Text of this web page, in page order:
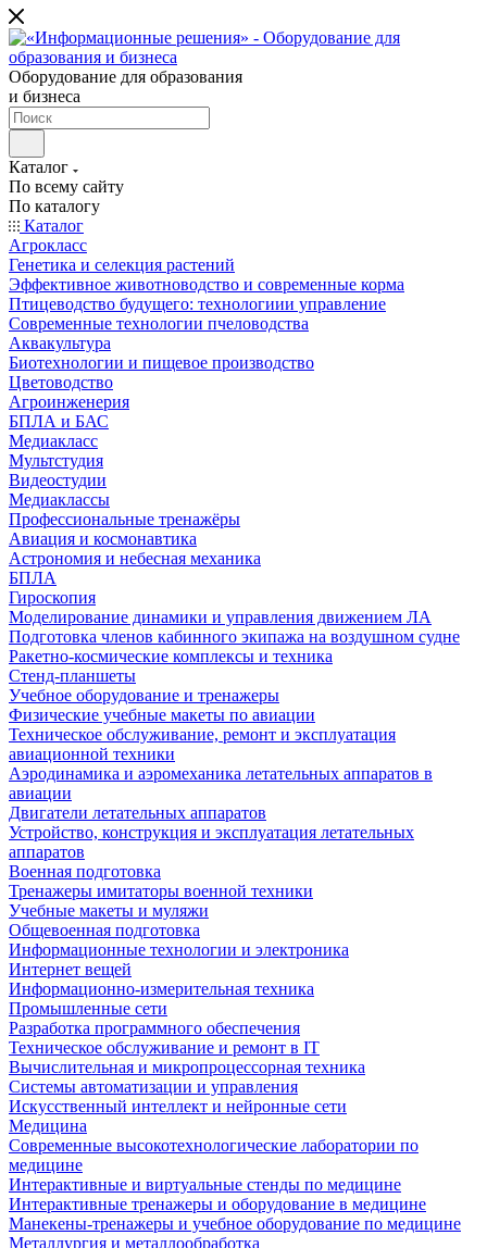
Оборудование для образования
и бизнеса
Каталог
По всему сайту
По каталогу
Каталог
Агрокласс
Генетика и селекция растений
Эффективное животноводство и современные корма
Птицеводство будущего: технологиии управление
Современные технологии пчеловодства
Аквакультура
Биотехнологии и пищевое производство
Цветоводство
Агроинженерия
БПЛА и БАС
Медиакласс
Мультстудия
Видеостудии
Медиаклассы
Профессиональные тренажёры
Авиация и космонавтика
Астрономия и небесная механика
БПЛА
Гироскопия
Моделирование динамики и управления движением ЛА
Подготовка членов кабинного экипажа на воздушном судне
Ракетно-космические комплексы и техника
Стенд-планшеты
Учебное оборудование и тренажеры
Физические учебные макеты по авиации
Техническое обслуживание, ремонт и эксплуатация
авиационной техники
Аэродинамика и аэромеханика летательных аппаратов в
авиации
Двигатели летательных аппаратов
Устройство, конструкция и эксплуатация летательных
аппаратов
Военная подготовка
Тренажеры имитаторы военной техники
Учебные макеты и муляжи
Общевоенная подготовка
Информационные технологии и электроника
Интернет вещей
Информационно-измерительная техника
Промышленные сети
Разработка программного обеспечения
Техническое обслуживание и ремонт в IT
Вычислительная и микропроцессорная техника
Системы автоматизации и управления
Искусственный интеллект и нейронные сети
Медицина
Современные высокотехнологические лаборатории по
медицине
Интерактивные и виртуальные стенды по медицине
Интерактивные тренажеры и оборудование в медицине
Манекены-тренажеры и учебное оборудование по медицине
Металлургия и металлообработка